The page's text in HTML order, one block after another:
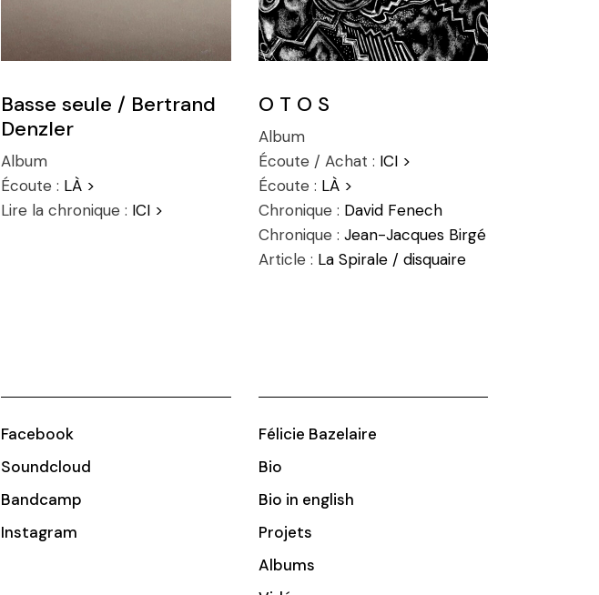
Basse seule / Bertrand
Denzler
Album
Écoute : LÀ >
Lire la chronique : ICI >
O T O S
Album
Écoute / Achat : ICI >
Écoute : LÀ >
Chronique : David Fenech
Chronique : Jean-Jacques Birgé
Article : La Spirale / disquaire
Facebook
Soundcloud
Bandcamp
Instagram
Félicie Bazelaire
Bio
Bio in english
Projets
Albums